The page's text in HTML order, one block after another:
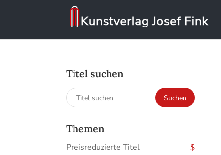
Titel suchen
Suchen
nach:
Suchen
Themen
Preisreduzierte Titel